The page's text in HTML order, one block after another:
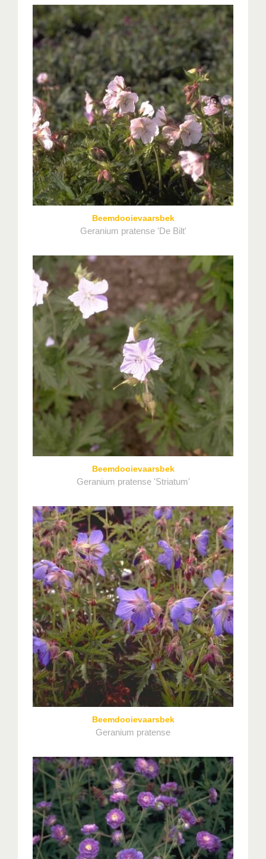
Beemdooievaarsbek
Geranium pratense 'De Bilt'
Beemdooievaarsbek
Geranium pratense 'Striatum'
Beemdooievaarsbek
Geranium pratense